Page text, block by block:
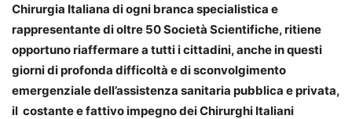
Chirurgia Italiana di ogni branca specialistica e
rappresentante di oltre 50 Società Scientifiche, ritiene
opportuno riaffermare a tutti i cittadini, anche in questi
giorni di profonda difficoltà e di sconvolgimento
emergenziale dell’assistenza sanitaria pubblica e privata,
il costante e fattivo impegno dei Chirurghi Italiani